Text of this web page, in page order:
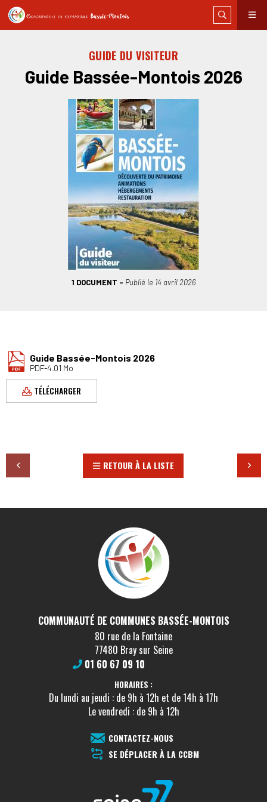
GUIDE DU VISITEUR
Guide Bassée-Montois 2026
1 DOCUMENT Publié le 14 avril 2026
Guide Bassée-Montois 2026
PDF-4.01 Mo
TÉLÉCHARGER
RETOUR À LA LISTE
COMMUNAUTÉ DE COMMUNES BASSÉE-MONTOIS
80 rue de la Fontaine
77480 Bray sur Seine
01 60 67 09 10
HORAIRES :
Du lundi au jeudi : de 9h à 12h et de 14h à 17h
Le vendredi : de 9h à 12h
CONTACTEZ-NOUS
SE DÉPLACER À LA CCBM